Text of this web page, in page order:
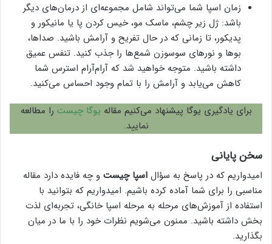
زمان اسپا شما می‌تواند شامل مجموعه‌ای از درمان‌های دیگر
باشد: ژل زیر چشم، ماسک مو، خیس کردن پا یا مانیکور و
پدیکور، تا زمانی که در حال تفریح ​​و آرامش باشید. صداها،
بوها و نورهای سوسوزن شمع‌ها را جذب کنید. تنفس عمیق
داشته باشید. متوجه خواهید شد که آرام‌آرام استرس شما
کاهش می‌یابد و آرامش را با تمام وجود احساس می‌کنید.
برای یادگیری یوگا پیشنهاد می‌کنیم مقاله یوگا چیست را مطالعه
نمایید.
سخن پایانی
امیدواریم که در پاسخ به سؤال اسپا چیست و چه فایده دارد مقاله
مناسبی را برای شما آماده کرده باشیم. امیدواریم که بتوانید با
استفاده از آموزش‌های مرحله به مرحله اسپا خانگی، تجربه‌ای لذت
بخش داشته باشید. ممنون می‌شویم نظرات خود را با ما در میان
بگذارید.